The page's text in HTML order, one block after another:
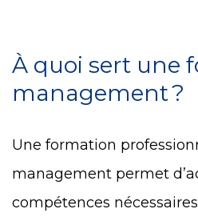
À quoi sert une
management ?
Une formation
management permet
compétences